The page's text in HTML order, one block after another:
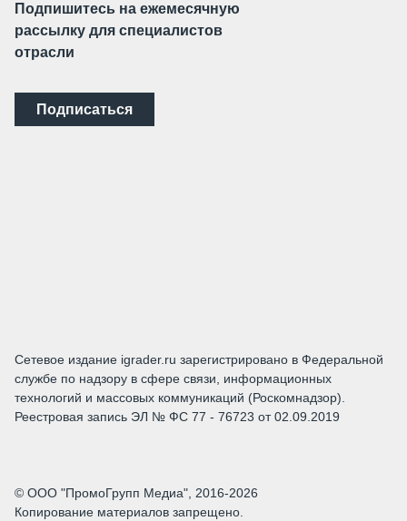
Подпишитесь на ежемесячную
рассылку для специалистов
отрасли
Подписаться
Сетевое издание igrader.ru зарегистрировано в Федеральной
службе по надзору в сфере связи, информационных
технологий и массовых коммуникаций (Роскомнадзор).
Реестровая запись ЭЛ № ФС 77 - 76723 от 02.09.2019
© ООО "ПромоГрупп Медиа", 2016-2026
Копирование материалов запрещено.